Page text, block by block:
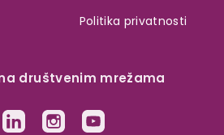
društvenim mrežama
Politika privatnosti